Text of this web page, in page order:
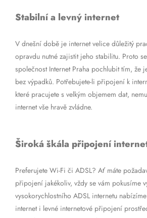
Stabilní a levný internet
V dnešní době je internet velice důležitý
opravdu nutné zajistit jeho stabilitu. Proto
společnost Internet Praha pochlubit tím, že
bez výpadků. Potřebujete-li připojení k
které pracujete s velkým objemem dat,
internet vše hravě zvládne.
Široká škála připojení
Preferujete Wi-Fi či ADSL? Ať máte
připojení jakékoliv, vždy se vám pokusíme
vysokorychlostního ADSL internetu
internet i levné internetové připojení